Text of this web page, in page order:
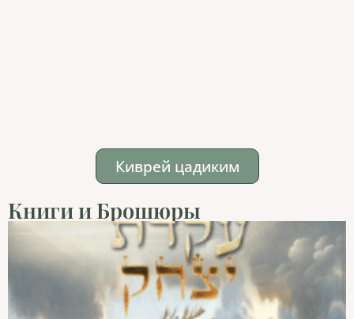
Киврей цадиким
Книги и Брошюры